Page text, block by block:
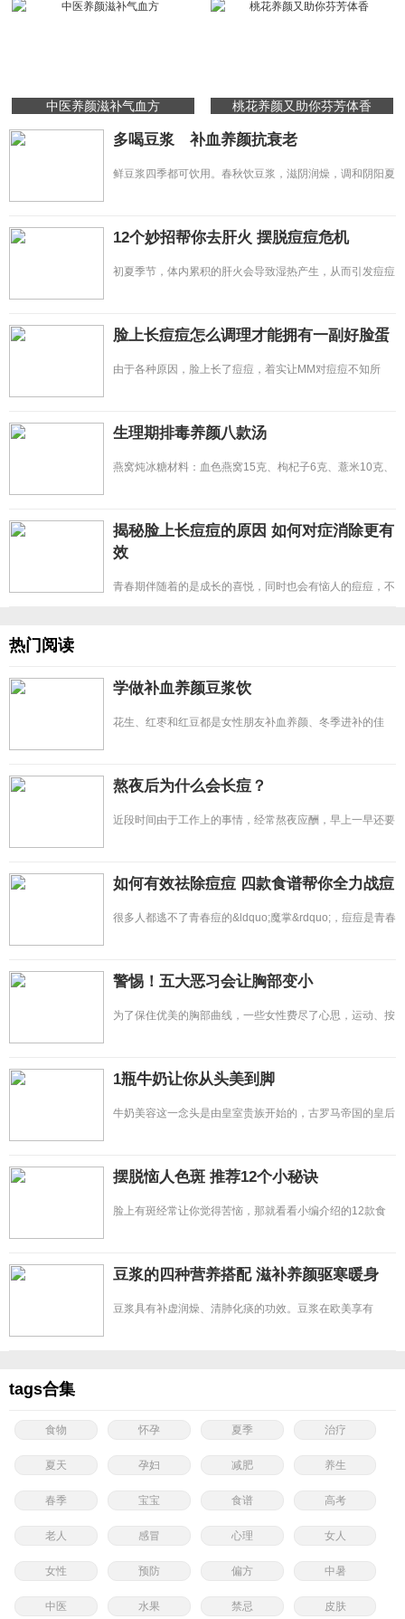
中医养颜滋补气血方 桃花养颜又助你芬芳体香
多喝豆浆 补血养颜抗衰老
鲜豆浆四季都可饮用。春秋饮豆浆，滋阴润燥，调和阴阳夏
12个妙招帮你去肝火 摆脱痘痘危机
初夏季节，体内累积的肝火会导致湿热产生，从而引发痘痘
脸上长痘痘怎么调理才能拥有一副好脸蛋
由于各种原因，脸上长了痘痘，着实让MM对痘痘不知所
生理期排毒养颜八款汤
燕窝炖冰糖材料：血色燕窝15克、枸杞子6克、薏米10克、
揭秘脸上长痘痘的原因 如何对症消除更有
效
青春期伴随着的是成长的喜悦，同时也会有恼人的痘痘，不
热门阅读
学做补血养颜豆浆饮
花生、红枣和红豆都是女性朋友补血养颜、冬季进补的佳
熬夜后为什么会长痘？
近段时间由于工作上的事情，经常熬夜应酬，早上一早还要
如何有效祛除痘痘 四款食谱帮你全力战痘
很多人都逃不了青春痘的&ldquo;魔掌&rdquo;，痘痘是青春
警惕！五大恶习会让胸部变小
为了保住优美的胸部曲线，一些女性费尽了心思，运动、按
1瓶牛奶让你从头美到脚
牛奶美容这一念头是由皇室贵族开始的，古罗马帝国的皇后
摆脱恼人色斑 推荐12个小秘诀
脸上有斑经常让你觉得苦恼，那就看看小编介绍的12款食
豆浆的四种营养搭配 滋补养颜驱寒暖身
豆浆具有补虚润燥、清肺化痰的功效。豆浆在欧美享有
tags合集
食物 怀孕 夏季 治疗
夏天 孕妇 减肥 养生
春季 宝宝 食谱 高考
老人 感冒 心理 女人
女性 预防 偏方 中暑
中医 水果 禁忌 皮肤